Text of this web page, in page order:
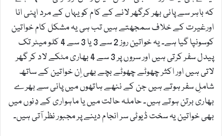
کہ باہر سے پانی بھر کرگھر لانے کے کام کو یہاں کے مرد اپنی انا
اورغیرت کے خلاف سمجھتے ہیں تب ہی یہ مشکل کام خواتین
کوسونپا گیا ہے۔ یہ خواتین روز 2 سے 3 یا 3 سے 4 کلو میٹر تک
پیدل سفر کرتی ہیں اور سروں پر 3 سے 4 بھاری مٹکے لاد کر گھر
لاتی ہیں اور اکثر چھوٹے چھوٹے بچے بھی اِن خواتین کے ساتھ
شاملِ سفر ہوتے ہیں جن کے ننھے ہاتھوں میں پانی سے بھرے
بھاری برتن ہوتے ہیں۔ حاملہ حالت میں یا ماہواری کے دِنوں میں
بھی خواتین یہ سخت ڈیوٹی سر انجام دینے پر مجبور نظر آتی ہیں۔